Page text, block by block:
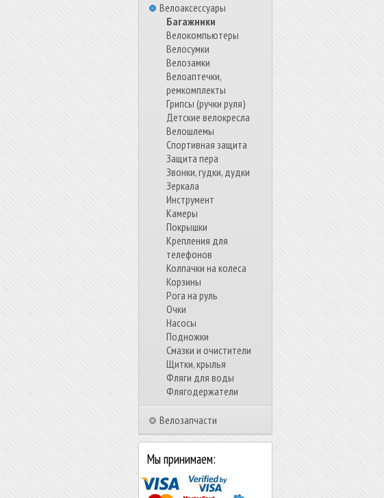
Велоаксессуары
Багажники
Велокомпьютеры
Велосумки
Велозамки
Велоаптечки,
ремкомплекты
Грипсы (ручки руля)
Детские велокресла
Велошлемы
Спортивная защита
Защита пера
Звонки, гудки, дудки
Зеркала
Инструмент
Камеры
Покрышки
Крепления для
телефонов
Колпачки на колеса
Корзины
Рога на руль
Очки
Насосы
Подножки
Смазки и очистители
Щитки, крылья
Фляги для воды
Флягодержатели
Велозапчасти
Мы принимаем: